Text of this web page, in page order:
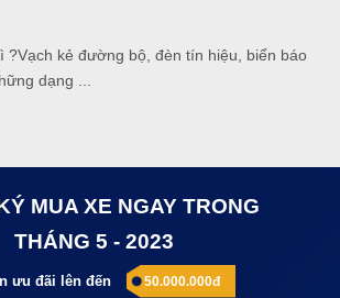
?Vạch kẻ đường bộ, đèn tín hiệu, biển báo
dạng ...
MUA XE NGAY TRONG
THÁNG 5 - 2023
ưu đãi lên đến 50.000.000đ